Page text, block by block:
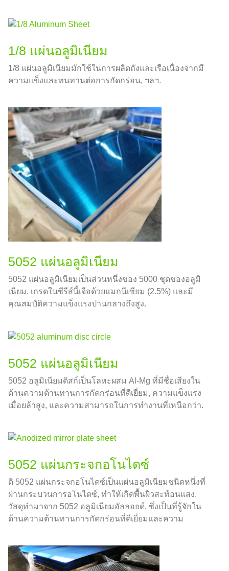
1/8 แผ่นอลูมิเนียม
1/8 แผ่นอลูมิเนียมมักใช้ในการผลิตถังและเรือเนื่องจากมี
ความแข็งและทนทานต่อการกัดกร่อน, ฯลฯ.
5052 แผ่นอลูมิเนียม
5052 แผ่นอลูมิเนียมเป็นส่วนหนึ่งของ 5000 ชุดของอลูมิ
เนียม. เกรดในซีรีส์นี้เจือด้วยแมกนีเซียม (2.5%) และมี
คุณสมบัติความแข็งแรงปานกลางถึงสูง.
5052 แผ่นอลูมิเนียม
5052 อลูมิเนียมดิสก์เป็นโลหะผสม Al-Mg ที่มีชื่อเสียงใน
ด้านความต้านทานการกัดกร่อนที่ดีเยี่ยม, ความแข็งแรง
เมื่อยล้าสูง, และความสามารถในการทำงานที่เหนือกว่า.
5052 แผ่นกระจกอโนไดซ์
ดิ 5052 แผ่นกระจกอโนไดซ์เป็นแผ่นอลูมิเนียมชนิดหนึ่งที่
ผ่านกระบวนการอโนไดซ์, ทำให้เกิดพื้นผิวสะท้อนแสง.
วัสดุทำมาจาก 5052 อลูมิเนียมอัลลอยด์, ซึ่งเป็นที่รู้จักใน
ด้านความต้านทานการกัดกร่อนที่ดีเยี่ยมและความ